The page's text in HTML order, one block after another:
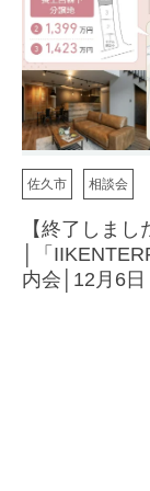
佐久市 相談会
【終了しま
│「
内会│12月6日